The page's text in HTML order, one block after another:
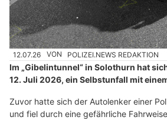
12.07.26 VON POLIZEI.NEWS REDAKTION
Im „Gibelintunnel“ in Solothurn hat
12. Juli 2026, ein Selbstunfall mit
Zuvor hatte sich der Autolenker einer
und fiel durch eine gefährliche